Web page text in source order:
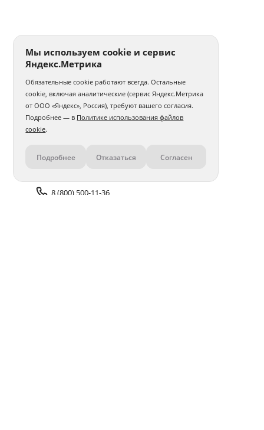
Контакты
8 (800) 500-11-36
Мы используем cookie и сервис
Яндекс.Метрика
Обязательные cookie работают всегда. Остальные
cookie, включая аналитические (сервис Яндекс.Метрика
от ООО «Яндекс», Россия), требуют вашего согласия.
Подробнее — в Политике использования файлов
cookie.
Подробнее Отказаться Согласен